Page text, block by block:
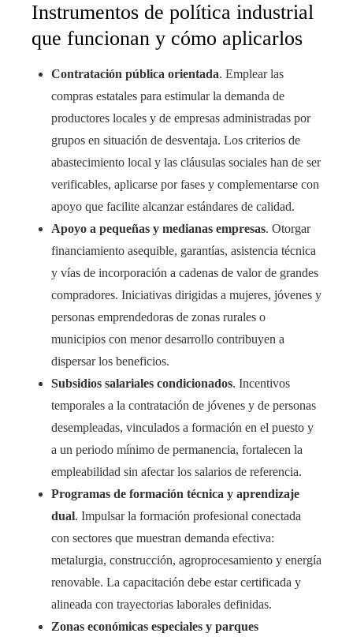
Instrumentos de política industrial
que funcionan y cómo aplicarlos
Contratación pública orientada. Emplear las
compras estatales para estimular la demanda de
productores locales y de empresas administradas por
grupos en situación de desventaja. Los criterios de
abastecimiento local y las cláusulas sociales han de ser
verificables, aplicarse por fases y complementarse con
apoyo que facilite alcanzar estándares de calidad.
Apoyo a pequeñas y medianas empresas. Otorgar
financiamiento asequible, garantías, asistencia técnica
y vías de incorporación a cadenas de valor de grandes
compradores. Iniciativas dirigidas a mujeres, jóvenes y
personas emprendedoras de zonas rurales o
municipios con menor desarrollo contribuyen a
dispersar los beneficios.
Subsidios salariales condicionados. Incentivos
temporales a la contratación de jóvenes y de personas
desempleadas, vinculados a formación en el puesto y
a un periodo mínimo de permanencia, fortalecen la
empleabilidad sin afectar los salarios de referencia.
Programas de formación técnica y aprendizaje
dual. Impulsar la formación profesional conectada
con sectores que muestran demanda efectiva:
metalurgia, construcción, agroprocesamiento y energía
renovable. La capacitación debe estar certificada y
alineada con trayectorias laborales definidas.
Zonas económicas especiales y parques